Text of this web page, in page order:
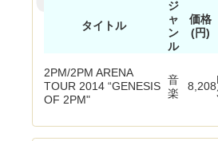
タイトル
ジ
ャ
ン
ル
価格
(円)
2PM/2PM ARENA
TOUR 2014 “GENESIS
OF 2PM"
音
楽
8,208